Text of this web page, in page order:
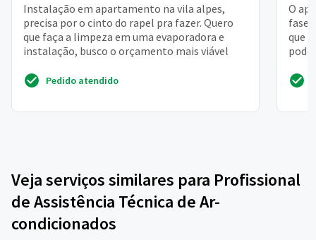
Instalação em apartamento na vila alpes,
precisa por o cinto do rapel pra fazer. Quero
que faça a limpeza em uma evaporadora e
instalação, busco o orçamento mais viável
Pedido atendido
O
fase
que
pode
Veja serviços similares para Profissional
de Assistência Técnica de Ar-
condicionados